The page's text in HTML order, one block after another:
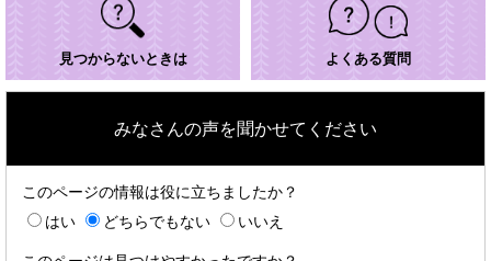
見つからないときは よくある質問
みなさんの声を聞かせてください
このページの情報は役に立ちましたか？
はい
どちらでもない いいえ